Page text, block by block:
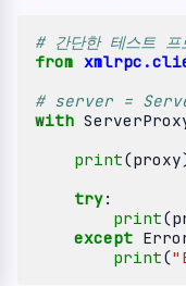
# 간단한 테스트 프
from
# server =
with
print(proxy
try:
print(
except
print(